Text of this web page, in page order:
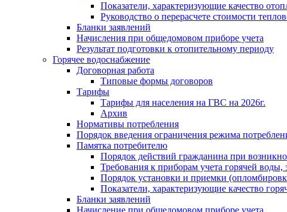
Показатели, характеризующие качество
Руководство о перерасчете стоимости
Бланки заявлений
Начисления при общедомовом приборе учета
Результат подготовки к отопительному периоду
Горячее водоснабжение
Договорная работа
Типовые формы договоров
Тарифы
Тарифы для населения на ГВС на 2026г.
Архив
Нормативы потребления
Порядок введения ограничения режима
Памятка потребителю
Порядок действий гражданина при
Требования к приборам учета горячей
Порядок установки и приемки
Показатели, характеризующие качество
Бланки заявлений